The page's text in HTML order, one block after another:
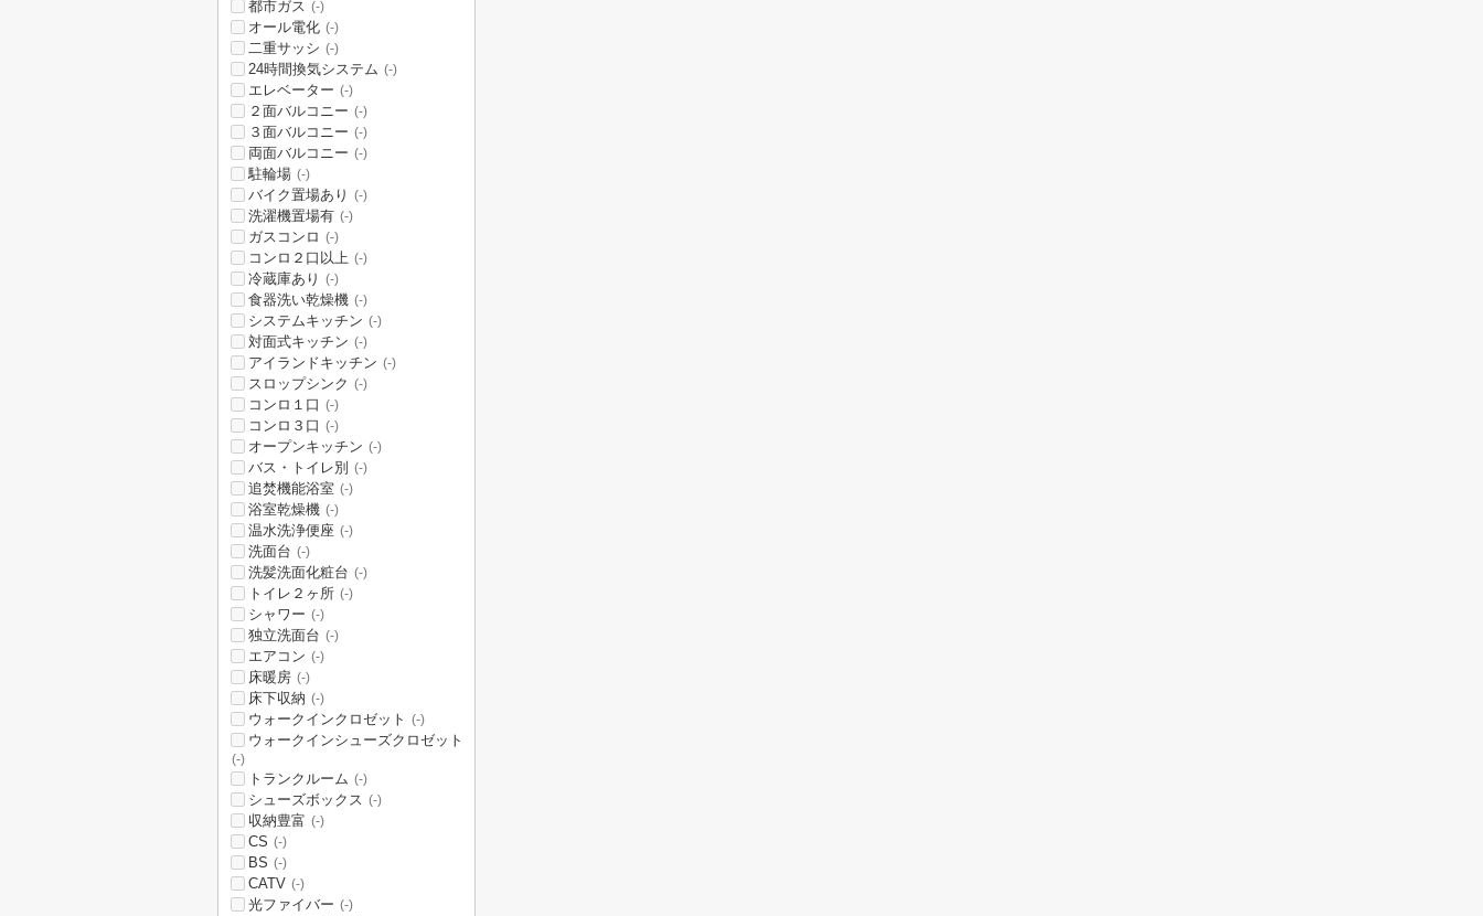
都市ガス (-)
オール電化 (-)
二重サッシ (-)
24時間換気システム (-)
エレベーター (-)
２面バルコニー (-)
３面バルコニー (-)
両面バルコニー (-)
駐輪場 (-)
バイク置場あり (-)
洗濯機置場有 (-)
ガスコンロ (-)
コンロ２口以上 (-)
冷蔵庫あり (-)
食器洗い乾燥機 (-)
システムキッチン (-)
対面式キッチン (-)
アイランドキッチン (-)
スロップシンク (-)
コンロ１口 (-)
コンロ３口 (-)
オープンキッチン (-)
バス・トイレ別 (-)
追焚機能浴室 (-)
浴室乾燥機 (-)
温水洗浄便座 (-)
洗面台 (-)
洗髪洗面化粧台 (-)
トイレ２ヶ所 (-)
シャワー (-)
独立洗面台 (-)
エアコン (-)
床暖房 (-)
床下収納 (-)
ウォークインクロゼット (-)
ウォークインシューズクロゼット
(-)
トランクルーム (-)
シューズボックス (-)
収納豊富 (-)
CS (-)
BS (-)
CATV (-)
光ファイバー (-)